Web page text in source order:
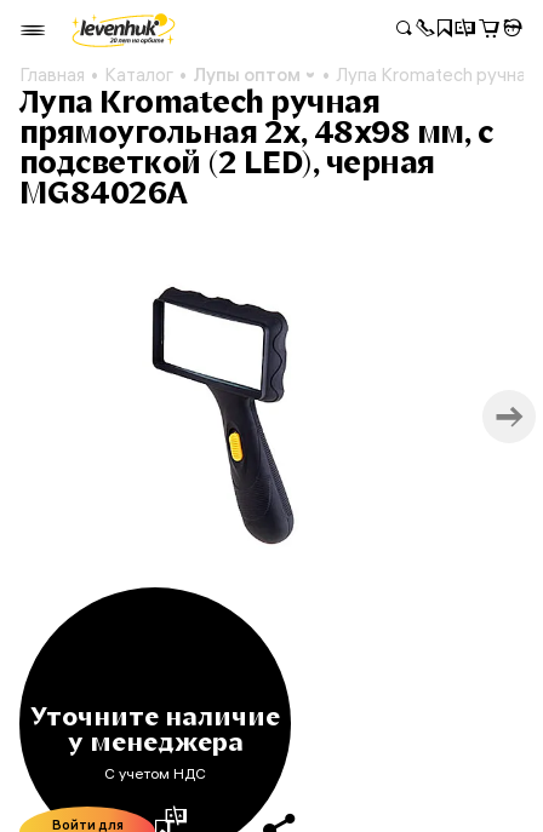
Главная Каталог Лупы оптом Лупа Kromatech ручная
Лупа Kromatech ручная
прямоугольная 2x, 48x98 мм, с
подсветкой (2 LED), черная
MG84026A
Уточните наличие
у менеджера
С учетом НДС
Войти для